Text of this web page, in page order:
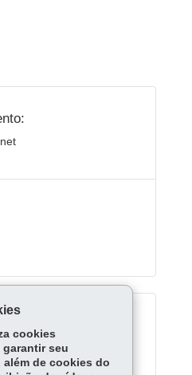
cookies
seu
de cookies do